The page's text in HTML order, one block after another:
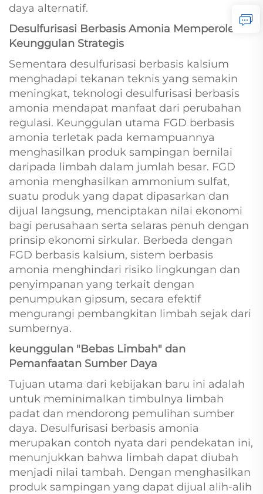
daya alternatif.
Desulfurisasi Berbasis Amonia Memperoleh
Keunggulan Strategis
Sementara desulfurisasi berbasis kalsium
menghadapi tekanan teknis yang semakin
meningkat, teknologi desulfurisasi berbasis
amonia mendapat manfaat dari perubahan
regulasi. Keunggulan utama FGD berbasis
amonia terletak pada kemampuannya
menghasilkan produk sampingan bernilai
daripada limbah dalam jumlah besar. FGD
amonia menghasilkan ammonium sulfat,
suatu produk yang dapat dipasarkan dan
dijual langsung, menciptakan nilai ekonomi
bagi perusahaan serta selaras penuh dengan
prinsip ekonomi sirkular. Berbeda dengan
FGD berbasis kalsium, sistem berbasis
amonia menghindari risiko lingkungan dan
penyimpanan yang terkait dengan
penumpukan gipsum, secara efektif
mengurangi pembangkitan limbah sejak dari
sumbernya.
keunggulan "Bebas Limbah" dan
Pemanfaatan Sumber Daya
Tujuan utama dari kebijakan baru ini adalah
untuk meminimalkan timbulnya limbah
padat dan mendorong pemulihan sumber
daya. Desulfurisasi berbasis amonia
merupakan contoh nyata dari pendekatan ini,
menunjukkan bahwa limbah dapat diubah
menjadi nilai tambah. Dengan menghasilkan
produk sampingan yang dapat dijual alih-alih